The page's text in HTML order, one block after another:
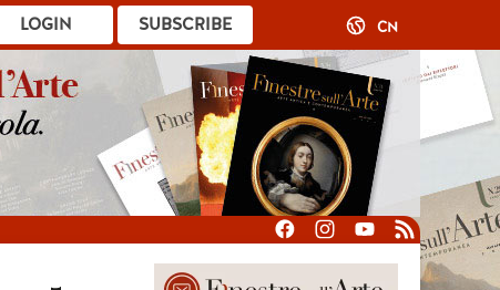
SUBSCRIBE
LOGIN CN